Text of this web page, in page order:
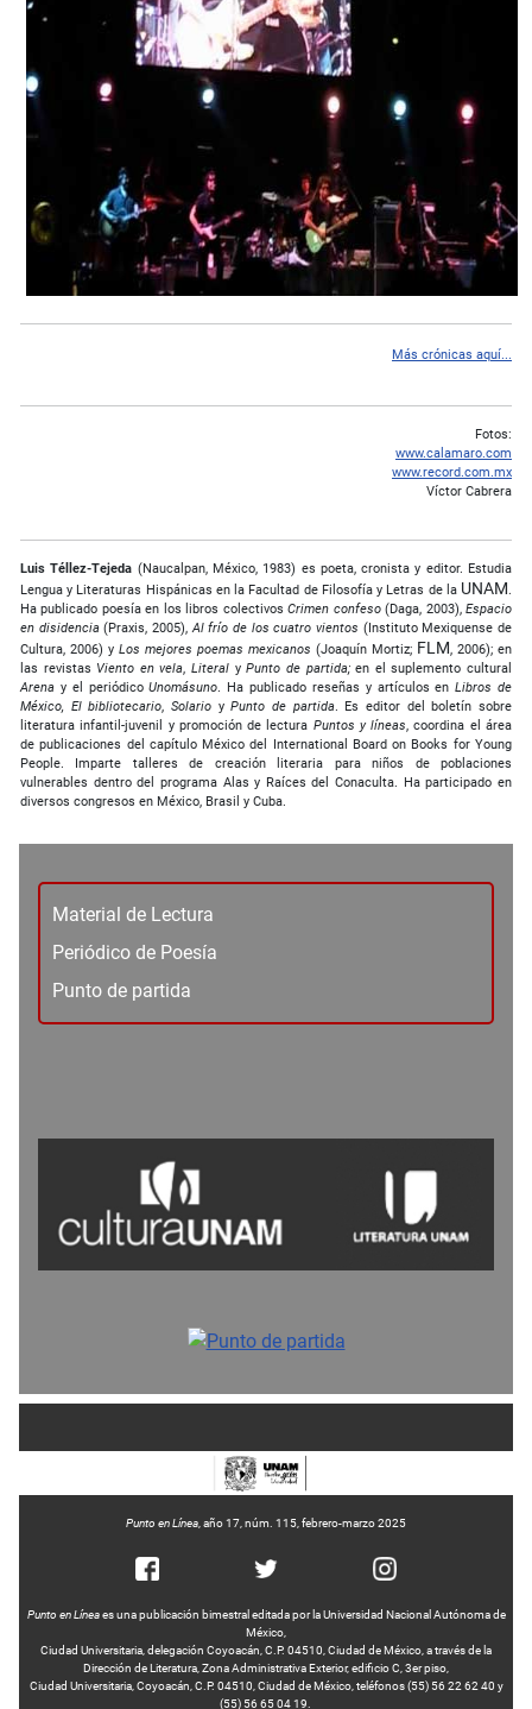
Material de Lectura
Periódico de Poesía
Punto de partida
Más crónicas aquí...
Fotos:
www.calamaro.com
www.record.com.mx
Víctor Cabrera
Luis Téllez-Tejeda (Naucalpan, México, 1983) es poeta, cronista y editor. Estudia
Lengua y Literaturas Hispánicas en la Facultad de Filosofía y Letras de la UNAM.
Ha publicado poesía en los libros colectivosCrimen confeso(Daga, 2003),Espacio
en disidencia(Praxis, 2005),Al frío de los cuatro vientos (Instituto Mexiquense de
Cultura, 2006) y Los mejores poemas mexicanos (Joaquín Mortiz; FLM, 2006); en
las revistas Viento en vela,Literal yPunto de partida;en el suplemento cultural
Arena y el periódicoUnomásuno. Ha publicado reseñas y artículos enLibros de
México, El bibliotecario,Solario yPunto de partida. Es editor del boletín sobre
literatura infantil-juvenil y promoción de lectura Puntos y líneas, coordina el área
de publicaciones del capítulo México del International Board on Books for Young
People. Imparte talleres de creación literaria para niños de poblaciones
vulnerables dentro del programa Alas y Raíces del Conaculta. Ha participado en
diversos congresos en México, Brasil y Cuba.
Punto en Línea , año 17, núm. 115, febrero-marzo 2025
Punto en Líneaes una publicación bimestral editada por la Universidad Nacional Autónoma de
México,
Ciudad Universitaria, delegación Coyoacán, C.P. 04510, Ciudad de México, a través de la
Dirección de Literatura, Zona Administrativa Exterior, edificio C, 3er piso,
Ciudad Universitaria, Coyoacán, C.P. 04510, Ciudad de México, teléfonos (55) 56 22 62 40 y
(55) 56 65 04 19.